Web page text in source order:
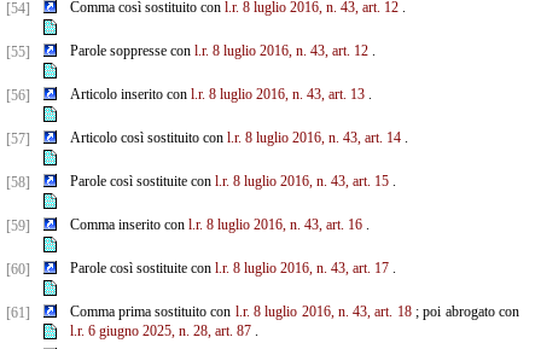
[54] Comma così sostituito con l.r. 8 luglio 2016, n. 43, art. 12.
[55] Parole soppresse con l.r. 8 luglio 2016, n. 43, art. 12.
[56] Articolo inserito con l.r. 8 luglio 2016, n. 43, art. 13.
[57] Articolo così sostituito con l.r. 8 luglio 2016, n. 43, art. 14.
[58] Parole così sostituite con l.r. 8 luglio 2016, n. 43, art. 15.
[59] Comma inserito con l.r. 8 luglio 2016, n. 43, art. 16.
[60] Parole così sostituite con l.r. 8 luglio 2016, n. 43, art. 17.
[61] Comma prima sostituito con l.r. 8 luglio 2016, n. 43, art. 18; poi abrogato con
l.r. 6 giugno 2025, n. 28, art. 87.